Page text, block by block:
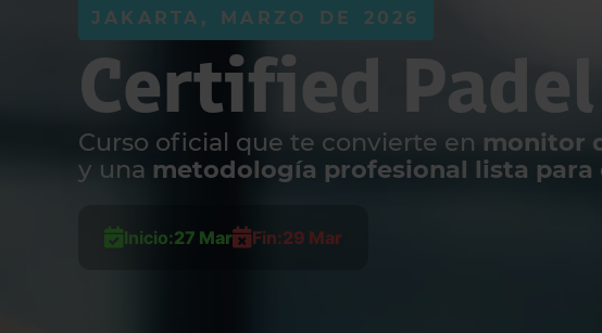
JAKARTA, MARZO DE 2026
Certified Padel
Curso oficial que te convierte en monitor
y una metodología profesional lista para
Inicio:27 Mar Fin:29 Mar